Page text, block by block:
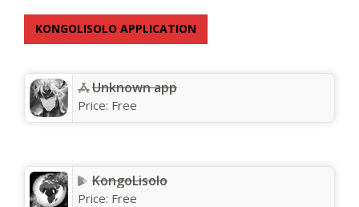
KONGOLISOLO APPLICATION
Unknown app
Price: Free
KongoLisolo
Price: Free